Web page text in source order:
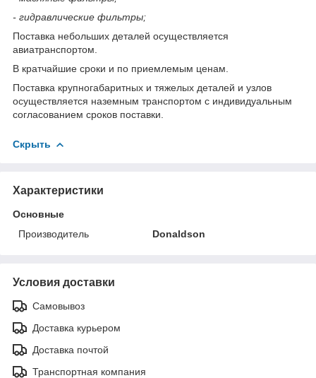
- гидравлические фильтры;
Поставка небольших деталей осуществляется
авиатранспортом.
В кратчайшие сроки и по приемлемым ценам.
Поставка крупногабаритных и тяжелых деталей и узлов
осуществляется наземным транспортом с индивидуальным
согласованием сроков поставки.
Скрыть
Характеристики
Основные
Производитель
Donaldson
Условия доставки
Самовывоз
Доставка курьером
Доставка почтой
Транспортная компания